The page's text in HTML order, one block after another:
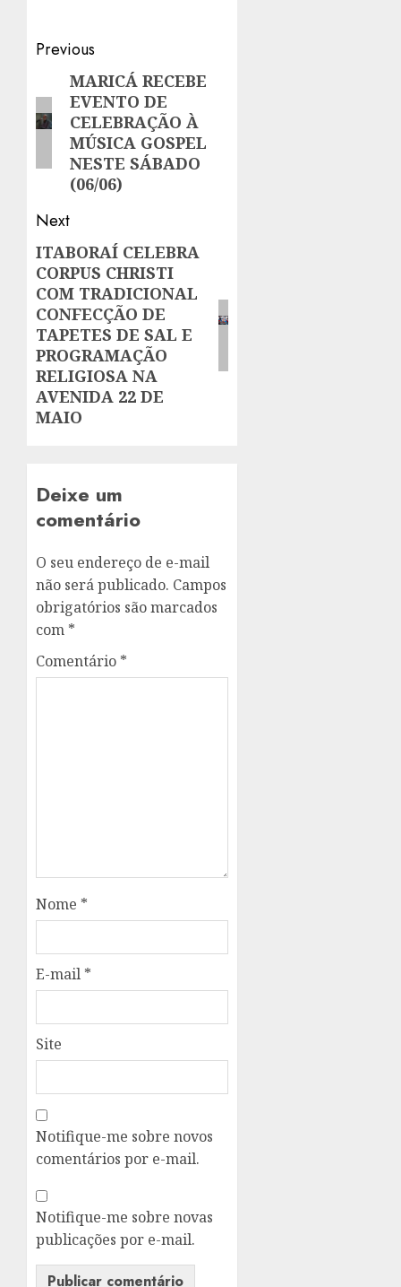
Post
navigation
Previous
Previous
post:
MARICÁ RECEBE
EVENTO DE
CELEBRAÇÃO À
MÚSICA GOSPEL
NESTE SÁBADO
(06/06)
Next
Next
post:
ITABORAÍ CELEBRA
CORPUS CHRISTI
COM TRADICIONAL
CONFECÇÃO DE
TAPETES DE SAL E
PROGRAMAÇÃO
RELIGIOSA NA
AVENIDA 22 DE
MAIO
Deixe um
comentário
O seu endereço de e-mail
não será publicado. Campos
obrigatórios são marcados
com *
Comentário *
Nome *
E-mail *
Site
Notifique-me sobre novos
comentários por e-mail.
Notifique-me sobre novas
publicações por e-mail.